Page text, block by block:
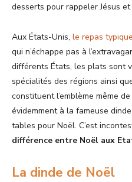
desserts pour rappeler Jésus
Aux États-Unis, le repas
qui n’échappe pas à
différents États, les plats sont
spécialités des régions ainsi
constituent l’emblème même
évidemment à la fameuse
tables pour Noël. C’est
différence entre Noël aux
La dinde de Noël